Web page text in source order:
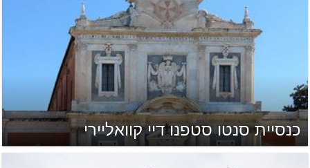
כנסיית סנטו סטפנו דיי קוואליירי